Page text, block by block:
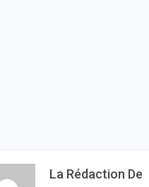
La Rédaction De